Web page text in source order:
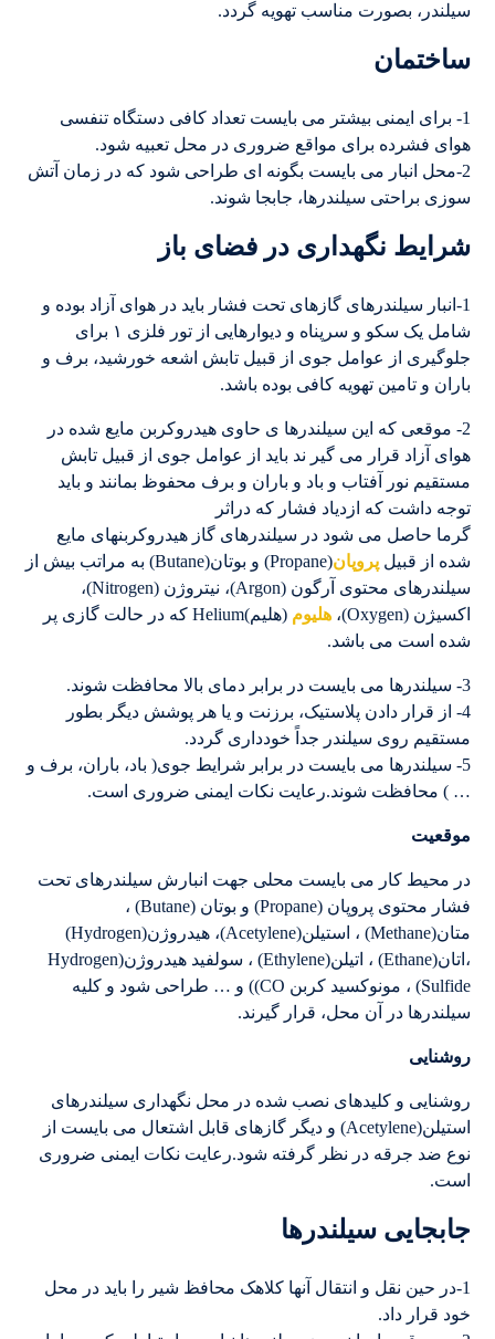
سیلندر، بصورت مناسب تهویه گردد.
ساختمان
1- برای ایمنی بیشتر می بایست تعداد کافی دستگاه تنفسی
هوای فشرده برای مواقع ضروری در محل تعبیه شود.
2-محل انبار می بایست بگونه ای طراحی شود که در زمان آتش
سوزی براحتی سیلندرها، جابجا شوند.
شرایط نگهداری در فضای باز
1-انبار سیلندرهای گازهای تحت فشار باید در هوای آزاد بوده و
شامل یک سکو و سرپناه و دیوارهایی از تور فلزی ١ برای
جلوگیری از عوامل جوی از قبیل تابش اشعه خورشید، برف و
باران و تامین تهویه کافی بوده باشد.
2- موقعی که این سیلندرها ی حاوی هیدروکربن مایع شده در
هوای آزاد قرار می گیر ند باید از عوامل جوی از قبیل تابش
مستقیم نور آفتاب و باد و باران و برف محفوظ بمانند و باید
توجه داشت که ازدیاد فشار که دراثر
گرما حاصل می شود در سیلندرهای گاز هیدروکربنهای مایع
شده از قبیلپروپان
(Propane) و بوتان(Butane) به مراتب بیش از
سیلندرهای محتوی آرگون (Argon)، نیتروژن (Nitrogen)،
اکسیژن (Oxygen)،
هلیوم
(هلیم)Helium که در حالت گازی پر
شده است می باشد.
3- سیلندرها می بایست در برابر دمای بالا محافظت شوند.
4- از قرار دادن پلاستیک، برزنت و یا هر پوشش دیگر بطور
مستقیم روی سیلندر جداً خودداری گردد.
5- سیلندرها می بایست در برابر شرایط جوی( باد، باران، برف و
… ) محافظت شوند.رعایت نکات ایمنی ضروری است.
موقعیت
در محیط کار می بایست محلی جهت انبارش سیلندرهای تحت
فشار محتوی پروپان (Propane) و بوتان (Butane) ،
متان(Methane) ، استیلن(Acetylene)، هیدروژن(Hydrogen)
،اتان(Ethane) ، اتیلن(Ethylene) ، سولفید هیدروژن(Hydrogen
Sulfide) ، مونوکسید کربن CO)) و … طراحی شود و کلیه
سیلندرها در آن محل، قرار گیرند.
روشنایی
روشنایی و کلیدهای نصب شده در محل نگهداری سیلندرهای
استیلن(Acetylene) و دیگر گازهای قابل اشتعال می بایست از
نوع ضد جرقه در نظر گرفته شود.رعایت نکات ایمنی ضروری
است.
جابجایی سیلندرها
1-در حین نقل و انتقال آنها کلاهک محافظ شیر را باید در محل
خود قرار داد.